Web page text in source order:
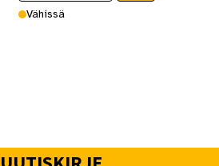
Vähissä